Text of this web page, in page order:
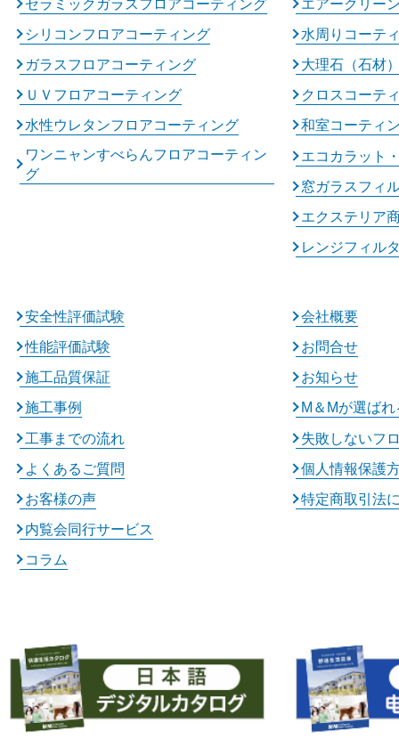
シリコンフロアコーティング
ガラスフロアコーティング
ＵＶフロアコーティング
水性ウレタンフロアコーティング
ワンニャンすべらんフロアコーティン
グ
水周りコーテ
大理石（石材
クロスコーテ
和室コーティ
エコカラット
窓ガラスフィ
エクステリア
レンジフィル
安全性評価試験
性能評価試験
施工品質保証
施工事例
工事までの流れ
よくあるご質問
お客様の声
内覧会同行サービス
コラム
会社概要
お問合せ
お知らせ
M＆Mが選ば
失敗しないフ
個人情報保護
特定商取引法